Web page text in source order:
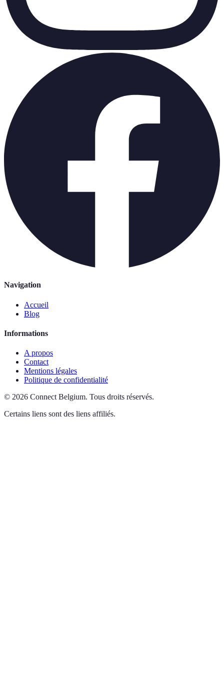
Navigation
Accueil
Blog
Informations
A propos
Contact
Mentions légales
Politique de confidentialité
© 2026 Connect Belgium. Tous droits réservés.
Certains liens sont des liens affiliés.